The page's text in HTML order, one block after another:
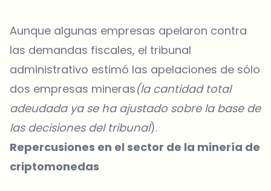
Aunque algunas empresas apelaron contra
las demandas fiscales, el tribunal
administrativo estimó las apelaciones de sólo
dos empresas mineras(la cantidad total
adeudada ya se ha ajustado sobre la base de
las decisiones del tribunal).
Repercusiones en el sector de la minería de
criptomonedas